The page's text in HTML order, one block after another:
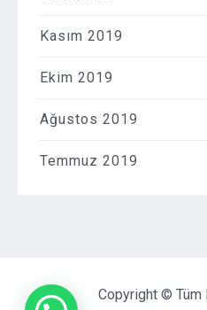
Kasım 2019
Ekim 2019
Ağustos 2019
Temmuz 2019
Copyright © Tüm